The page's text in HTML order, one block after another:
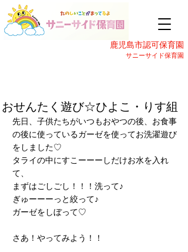
鹿児島市認可保育園
サニーサイド保育園
おせんたく遊び☆ひよこ・りす組
先日、子供たちがいつもおやつの後、お食事
の後に使っているガーゼを使ってお洗濯遊び
をしました♡
タライの中にすこーーーしだけお水を入れ
て、
まずはごしごし！！！洗って♪
ぎゅーーーっと絞って♪
ガーゼをしぼって♡
さあ！やってみよう！！